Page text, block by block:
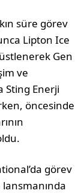
süre görev
Lipton Ice
Gen
ve
Sting Enerji
öncesinde
görev
lansmanında